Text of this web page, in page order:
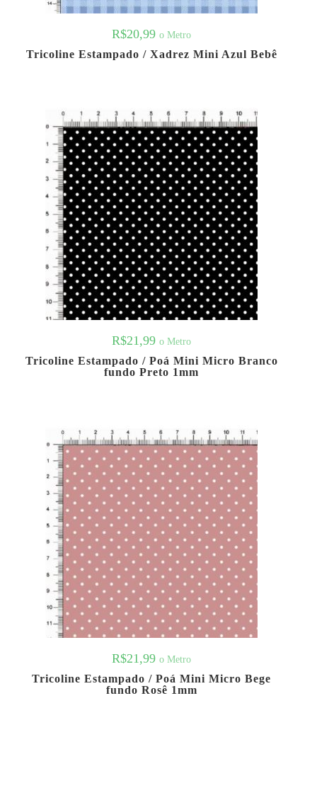
R$20,99 o Metro
Tricoline Estampado / Xadrez Mini Azul Bebê
R$21,99 o Metro
Tricoline Estampado / Poá Mini Micro Branco
fundo Preto 1mm
R$21,99 o Metro
Tricoline Estampado / Poá Mini Micro Bege
fundo Rosê 1mm